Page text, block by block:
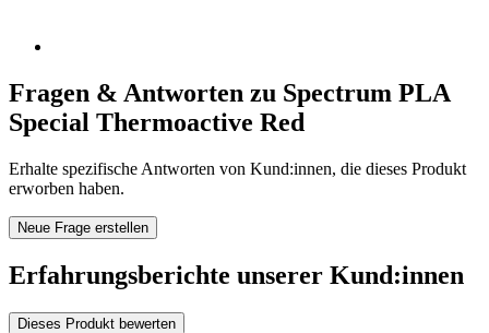
Fragen & Antworten zu Spectrum PLA
Special Thermoactive Red
Erhalte spezifische Antworten von Kund:innen, die dieses Produkt
erworben haben.
Neue Frage erstellen
Erfahrungsberichte unserer Kund:innen
Dieses Produkt bewerten